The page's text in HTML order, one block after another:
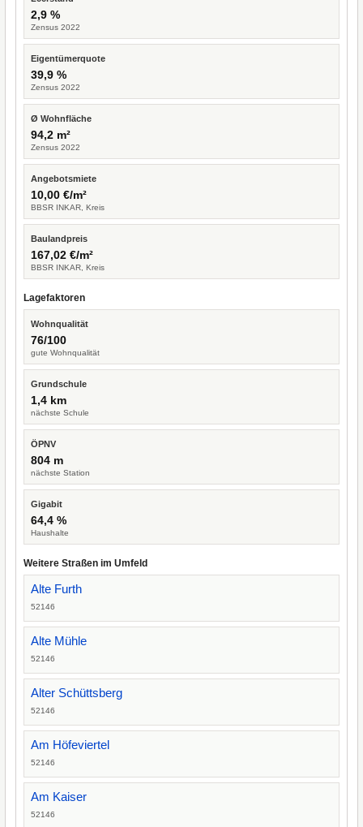
2,9 %
Zensus 2022
Eigentümerquote
39,9 %
Zensus 2022
Ø Wohnfläche
94,2 m²
Zensus 2022
Angebotsmiete
10,00 €/m²
BBSR INKAR, Kreis
Baulandpreis
167,02 €/m²
BBSR INKAR, Kreis
Lagefaktoren
Wohnqualität
76/100
gute Wohnqualität
Grundschule
1,4 km
nächste Schule
ÖPNV
804 m
nächste Station
Gigabit
64,4 %
Haushalte
Weitere Straßen im Umfeld
Alte Furth
52146
Alte Mühle
52146
Alter Schüttsberg
52146
Am Höfeviertel
52146
Am Kaiser
52146